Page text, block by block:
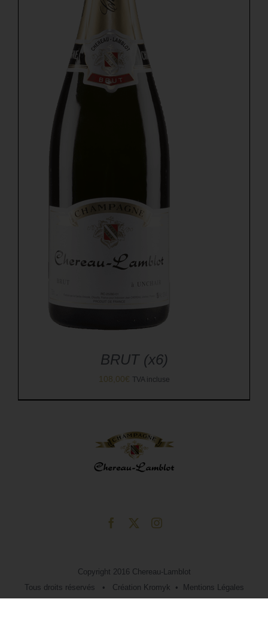
BRUT (x6)
108,00€ TVA incluse
Copyright 2016 Chereau-Lamblot
Tous droits réservés • Création Kromyk • Mentions Légales